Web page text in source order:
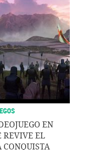
EN
REVIVE EL
CONQUISTA